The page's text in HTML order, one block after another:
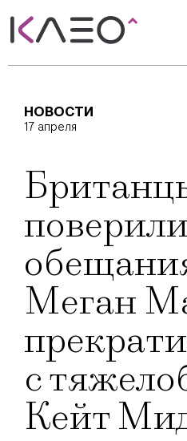
НОВОСТИ
17 апреля
поверили
Меган
с
Кейт